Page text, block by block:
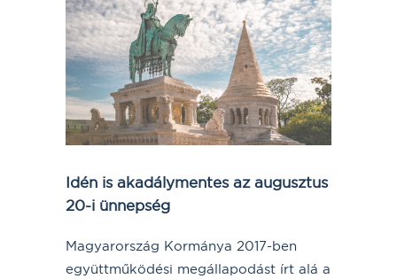
Idén is akadálymentes az augusztus
20-i ünnepség
Magyarország Kormánya 2017-ben
együttműködési megállapodást írt alá a